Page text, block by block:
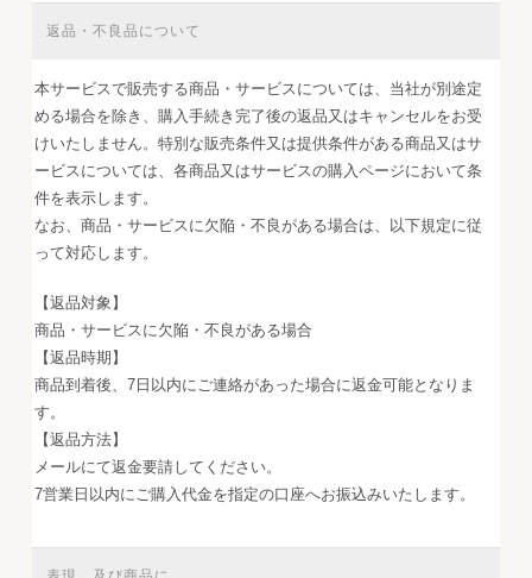
返品・不良品について
本サービスで販売する商品・サービスについては、当社が別途定
める場合を除き、購入手続き完了後の返品又はキャンセルをお受
けいたしません。特別な販売条件又は提供条件がある商品又はサ
ービスについては、各商品又はサービスの購入ページにおいて条
件を表示します。
なお、商品・サービスに欠陥・不良がある場合は、以下規定に従
って対応します。
【返品対象】
商品・サービスに欠陥・不良がある場合
【返品時期】
商品到着後、7日以内にご連絡があった場合に返金可能となりま
す。
【返品方法】
メールにて返金要請してください。
7営業日以内にご購入代金を指定の口座へお振込みいたします。